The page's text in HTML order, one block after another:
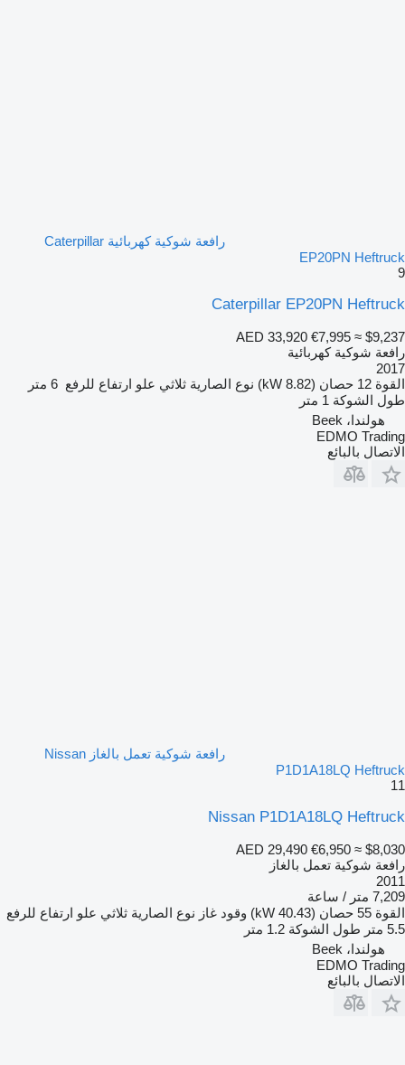
رافعة شوكية كهربائية Caterpillar
EP20PN Heftruck
9
Caterpillar EP20PN Heftruck
AED 33,920 €7,995 ≈ $9,237
رافعة شوكية كهربائية
2017
القوة 12 حصان (8.82 kW) نوع الصارية ثلاثي علو ارتفاع للرفع 6 متر
طول الشوكة 1 متر
هولندا، Beek
EDMO Trading
الاتصال بالبائع
رافعة شوكية تعمل بالغاز Nissan
P1D1A18LQ Heftruck
11
Nissan P1D1A18LQ Heftruck
AED 29,490 €6,950 ≈ $8,030
رافعة شوكية تعمل بالغاز
2011
7,209 متر / ساعة
القوة 55 حصان (40.43 kW) وقود غاز نوع الصارية ثلاثي علو ارتفاع للرفع
5.5 متر
طول الشوكة 1.2 متر
هولندا، Beek
EDMO Trading
الاتصال بالبائع